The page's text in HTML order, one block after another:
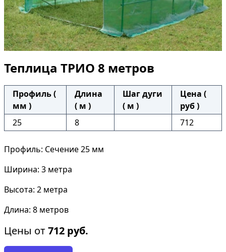
Теплица ТРИО 8 метров
Профиль (
мм )
Длина
( м )
Шаг дуги
( м )
Цена (
руб )
25
8 712
Профиль: Сечение 25 мм
Ширина: 3 метра
Высота: 2 метра
Длина: 8 метров
Цены от712 руб.